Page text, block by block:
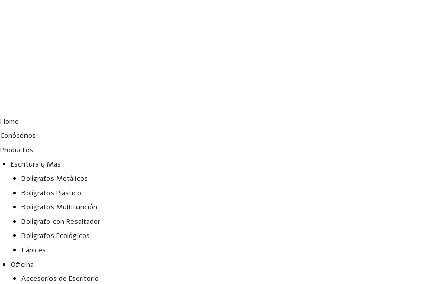
Home
Conócenos
Productos
Escritura y Más
Bolígrafos Metálicos
Bolígrafos Plástico
Bolígrafos Multifunción
Bolígrafo con Resaltador
Bolígrafos Ecológicos
Lápices
Oficina
Accesorios de Escritorio